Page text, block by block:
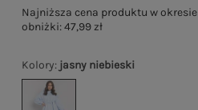
Kolory: jasny niebieski
Najniższa cena produktu w
obniżki:47,99 zł